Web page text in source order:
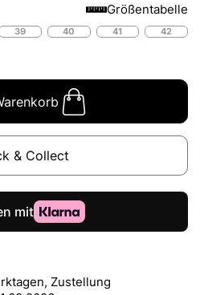
Größentabelle
39 40 41
42
& Collect
Zustellung